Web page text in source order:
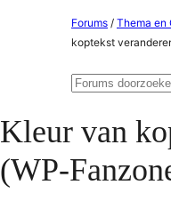
Forums / Thema en
koptekst
Zoeken
Kleur van
(WP-